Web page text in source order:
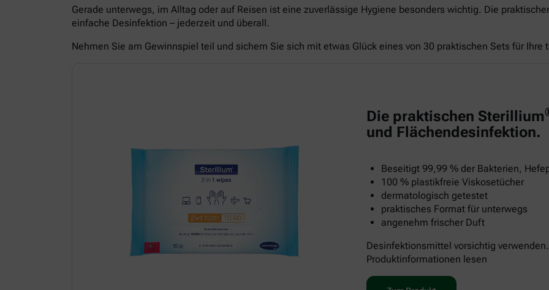
Gerade unterwegs, im Alltag oder auf Reisen ist eine zuverlässige Hygiene besonders wichtig. Die
einfache Desinfektion – jederzeit und überall.
Nehmen Sie am Gewinnspiel teil und sichern Sie sich mit etwas Glück eines von 30 praktischen Sets für Ihre
Die praktischen Sterillium
und Flächendesinfektion.
Beseitigt 99,99 % der Bakterien,
100 % plastikfreie Viskosetücher
dermatologisch getestet
praktisches Format für unterwegs
angenehm frischer Duft
Desinfektionsmittel vorsichtig
Produktinformationen lesen